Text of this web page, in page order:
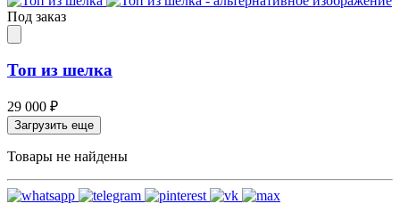
Под заказ
Топ из шелка
29 000 ₽
Загрузить еще
Товары не найдены